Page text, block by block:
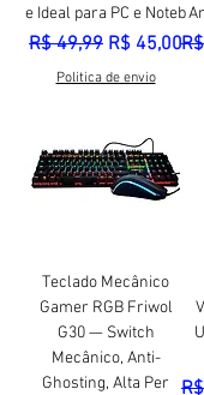
e Ideal para PC e Noteb
Preço normal
R$ 49,99 Preço
R$ 45,00
Politica de envio
Teclado Mecânico
Gamer RGB Friwol
G30 — Switch
Mecânico, Anti-
Ghosting, Alta Per